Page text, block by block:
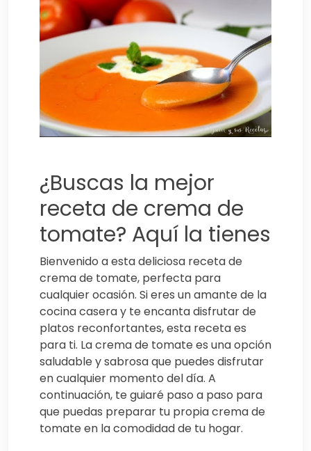
¿Buscas la mejor
receta de crema de
tomate? Aquí la tienes
Bienvenido a esta deliciosa receta de
crema de tomate, perfecta para
cualquier ocasión. Si eres un amante de la
cocina casera y te encanta disfrutar de
platos reconfortantes, esta receta es
para ti. La crema de tomate es una opción
saludable y sabrosa que puedes disfrutar
en cualquier momento del día. A
continuación, te guiaré paso a paso para
que puedas preparar tu propia crema de
tomate en la comodidad de tu hogar.